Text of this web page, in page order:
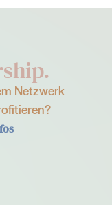
Netzwerk